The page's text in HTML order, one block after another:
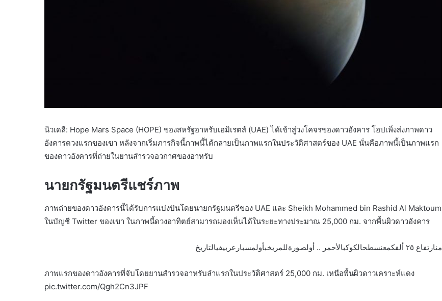
นิวเดลี: Hope Mars Space (HOPE) ของสหรัฐอาหรับเอมิเรตส์ (UAE) ได้เข้าสู่วงโคจรของดาวอังคาร โฮปเพิ่งส่งภาพดาว
อังคารดวงแรกของเขา หลังจากเริ่มภารกิจนี้ภาพนี้ได้กลายเป็นภาพแรกในประวัติศาสตร์ของ UAE นั่นคือภาพนี้เป็นภาพแรก
ของดาวอังคารที่ถ่ายในยานสำรวจอวกาศของอาหรับ
นายกรัฐมนตรีแชร์ภาพ
ภาพถ่ายของดาวอังคารนี้ได้รับการแบ่งปันโดยนายกรัฐมนตรีของ UAE และ Sheikh Mohammed bin Rashid Al Maktoum
ในบัญชี Twitter ของเขา ในภาพนี้ดวงอาทิตย์สามารถมองเห็นได้ในระยะทางประมาณ 25,000 กม. จากพื้นผิวดาวอังคาร
منارتفاع ٢٥ ألفكمعنسطحالكوكبالأحمر .. أولصورةللمريخبأولمسبارعربيفيالتاريخ
ภาพแรกของดาวอังคารที่จับโดยยานสำรวจอาหรับลำแรกในประวัติศาสตร์ 25,000 กม. เหนือพื้นผิวดาวเคราะห์แดง
pic.twitter.com/Qgh2Cn3JPF